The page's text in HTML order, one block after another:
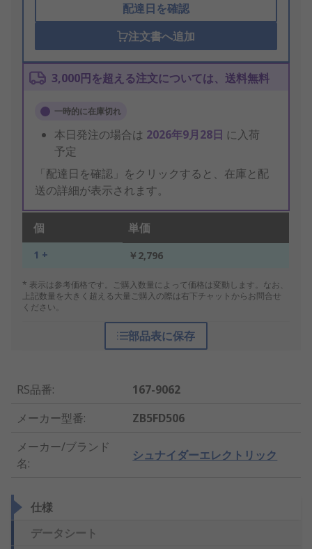
配達日を確認
注文書へ追加
3,000円を超える注文については、送料無料
一時的に在庫切れ
本日発注の場合は 2026年9月28日 に入荷
予定
「配達日を確認」をクリックすると、在庫と配
送の詳細が表示されます。
個 単価
1 + ￥2,796
* 表示は参考価格です。ご購入数量によって価格は変動します。なお、
上記数量を大きく超える大量ご購入の際は右下チャットからお問合せ
ください。
部品表に保存
RS品番:
167-9062
メーカー型番:
ZB5FD506
メーカー/ブランド
名:
シュナイダーエレクトリック
仕様
データシート